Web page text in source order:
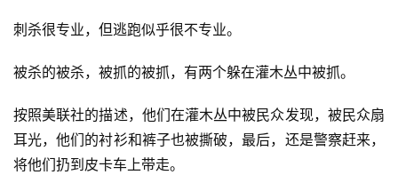
刺杀很专业，但逃跑似乎很不专业。
被杀的被杀，被抓的被抓，有两个躲在灌木丛中被抓。
按照美联社的描述，他们在灌木丛中被民众发现，被民众扇
耳光，他们的衬衫和裤子也被撕破，最后，还是警察赶来，
将他们扔到皮卡车上带走。